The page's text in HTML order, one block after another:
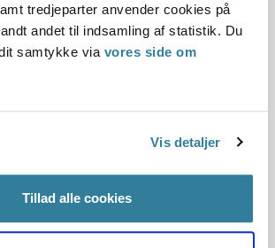
tredjeparter anvender cookies på
andet til indsamling af statistik. Du
samtykke via vores side om
Vis detaljer
Tillad alle cookies
havde ved beregningen af
privatinstitutioner ikke taget højde for, at
selvejende daginstitutioner.
dagtilbudsloven. Statsforvaltningen
varer